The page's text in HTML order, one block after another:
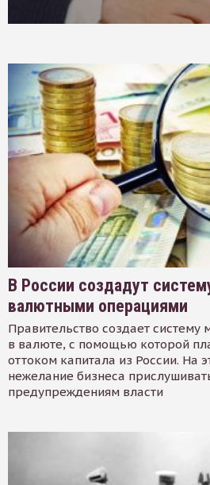
В России создадут
валютными операциями
Правительство создает систему
в валюте, с помощью которой
оттоком капитала из России. На
нежелание бизнеса
предупреждениям власти